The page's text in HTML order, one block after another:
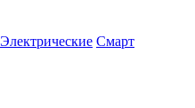
Электрические Смарт